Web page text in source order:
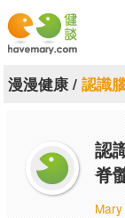
漫漫健康
關於健談
聯絡我們
漫漫健康/ 認識
認
脊
Mary